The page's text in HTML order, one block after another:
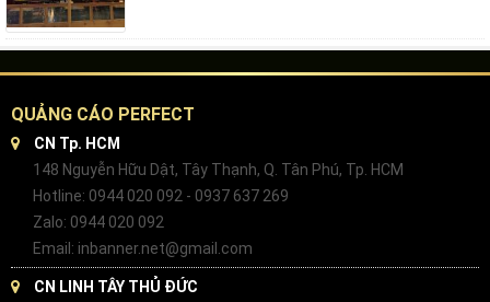
QUẢNG CÁO PERFECT
CN Tp. HCM
148 Nguyễn Hữu Dật, Tây Thạnh, Q. Tân Phú, Tp. HCM
Hotline: 0944 020 092 - 0937 637 269
Zalo: 0944 020 092
Email: inbanner.net@gmail.com
CN LINH TÂY THỦ ĐỨC